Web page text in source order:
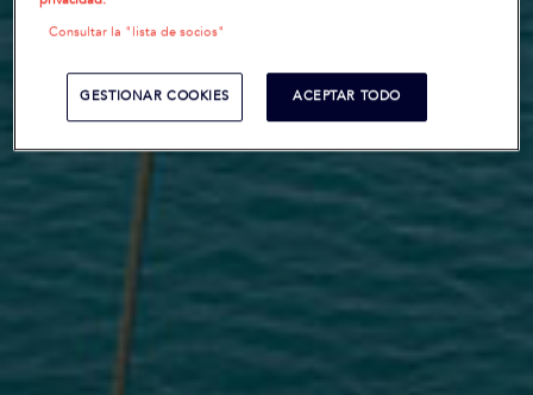
Consultar la "lista de socios"
GESTIONAR COOKIES ACEPTAR TODO